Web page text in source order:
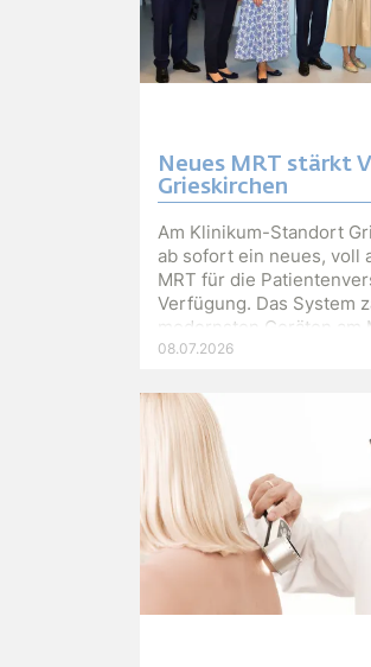
Neues MRT stärkt
Grieskirchen
Am Klinikum-Standort
ab sofort ein neues, voll
MRT für die
Verfügung. Das System
modernsten Geräten am
ermöglicht eine
Kopf, Wirbelsäule und
innere Organe und
spezialisierten
sowohl mit als auch
Mit der MRT-Offensive
Oberösterreich werden
Krankenhaus-Standorte
08.07.2026